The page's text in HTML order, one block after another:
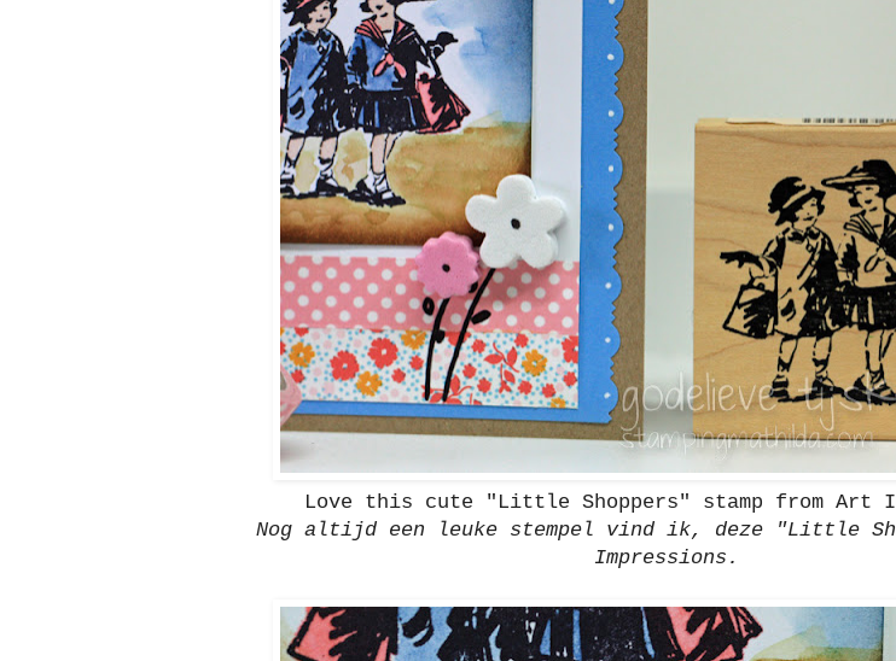
Love this cute "Little Shoppers" stamp from Art
Nog altijd een leuke stempel vind ik, deze "Little
Impressions.